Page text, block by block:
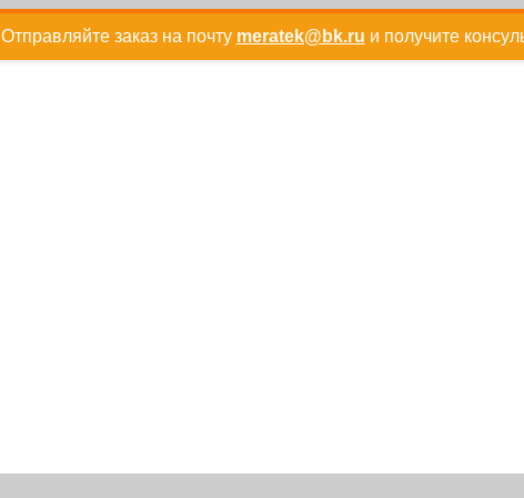
Отправляйте заказ на почту meratek@bk.ru и получите